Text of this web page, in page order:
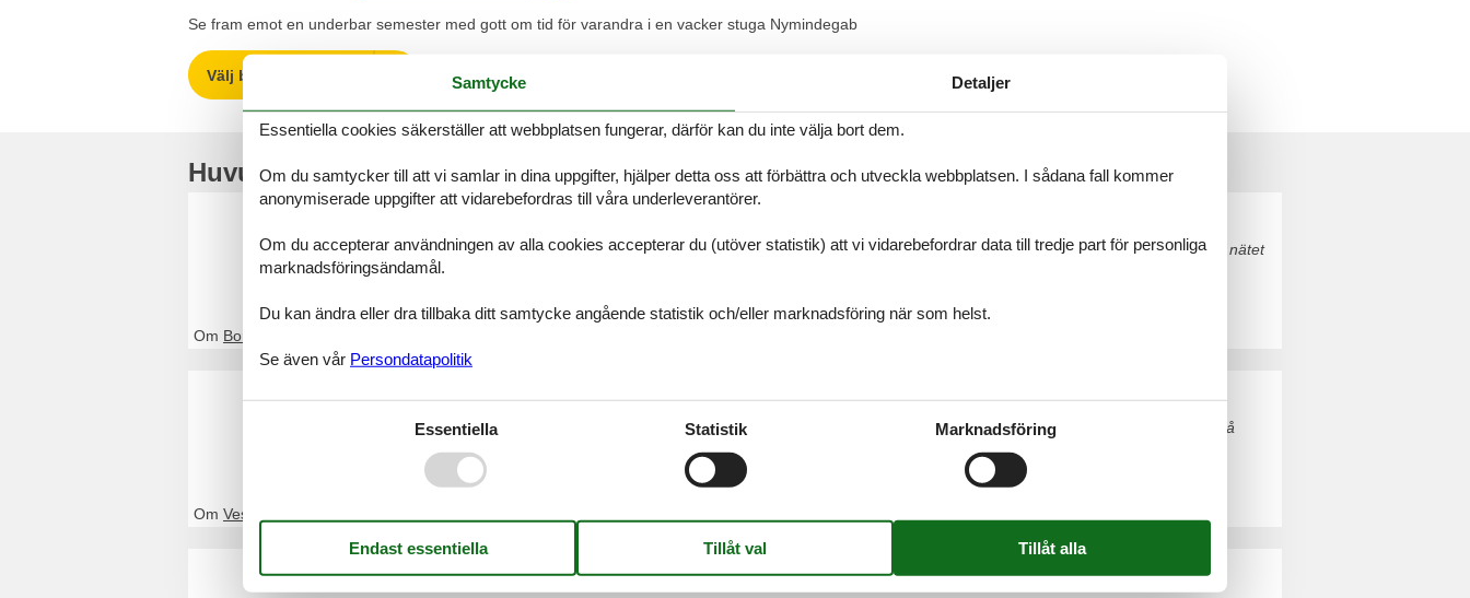
Se fram emot en underbar semester med gott om tid för varandra i en vacker stuga Nymindegab
Välj bland 65 stugor
Huvudtoppartiklar
Stuga Bork Havn
Genom Feline kommer du alltid att hitta det största urvalet av vackert belägna stugor Bork Havn. Boka enkelt och säkert på nätet
eller kontakta oss om du har frågor.
Om Bork Havn
Stuga Vesterhavet
Genom Feline kommer du alltid att hitta det största urvalet av vackert belägna stugor Vesterhavet. Boka enkelt och säkert på
nätet eller kontakta oss om du har frågor.
Om Vesterhavet
Stuga Danmark
Samtycke Detaljer
Essentiella cookies säkerställer att webbplatsen fungerar, därför kan du inte välja bort dem.
Om du samtycker till att vi samlar in dina uppgifter, hjälper detta oss att förbättra och utveckla webbplatsen. I sådana fall kommer
anonymiserade uppgifter att vidarebefordras till våra underleverantörer.
Om du accepterar användningen av alla cookies accepterar du (utöver statistik) att vi vidarebefordrar data till tredje part för personliga
marknadsföringsändamål.
Du kan ändra eller dra tillbaka ditt samtycke angående statistik och/eller marknadsföring när som helst.
Se även vår Persondatapolitik
Essentiella Statistik Marknadsföring